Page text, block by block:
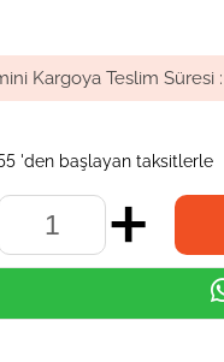
Kargoya Teslim Süresi :
'den başlayan taksitlerle